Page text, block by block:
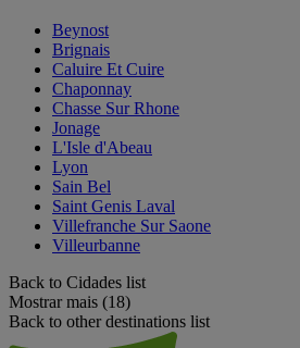
Beynost
Brignais
Caluire Et Cuire
Chaponnay
Chasse Sur Rhone
Jonage
L'Isle d'Abeau
Lyon
Sain Bel
Saint Genis Laval
Villefranche Sur Saone
Villeurbanne
Back to Cidades list
Mostrar mais (18)
Back to other destinations list